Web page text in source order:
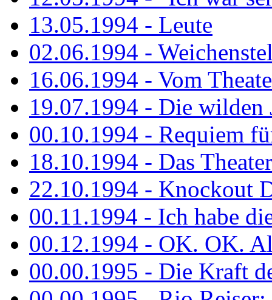
13.05.1994 - Leute
02.06.1994 -
16.06.1994 - Vom
19.07.1994 - Die wilden
00.10.1994 - Requiem
18.10.1994 - Das
22.10.1994 - Knockout
00.11.1994 - Ich habe
00.12.1994 - OK. OK.
00.00.1995 - Die Kraft